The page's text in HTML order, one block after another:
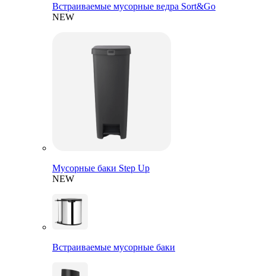
Встраиваемые мусорные ведра Sort&Go
NEW
Мусорные баки Step Up
NEW
Встраиваемые мусорные баки